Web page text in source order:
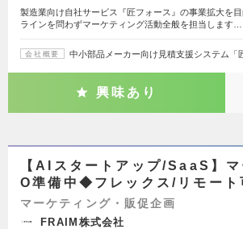
製造業向け自社サービス『匠フォース』の事業拡大を
ラインを問わずマーケティング活動全般を担当します…
会社概要 中小部品メーカー向け見積支援システム「
興味あり
【AIスタートアップ/SaaS】
O準備中◆フレックス/リモート
マーケティング・販促企画
FRAIM株式会社